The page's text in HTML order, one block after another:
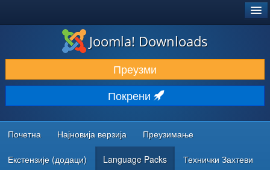
ПРЕУЗИМАЊЕ И ПРОШИРЕЊА (ЕКСТЕНЗИЈЕ)
ОТКРИЈТЕ И НАУЧИТЕ
ЗАЈЕДНИЦА И ПОДРШКА
РЕСУРСИ ЗА РАЗВОЈ
Joomla! Downloads
Преузми
Покрени
Почетна Најновија верзија Преузимање
Екстензије (додаци) Language Packs Технички Захтеви